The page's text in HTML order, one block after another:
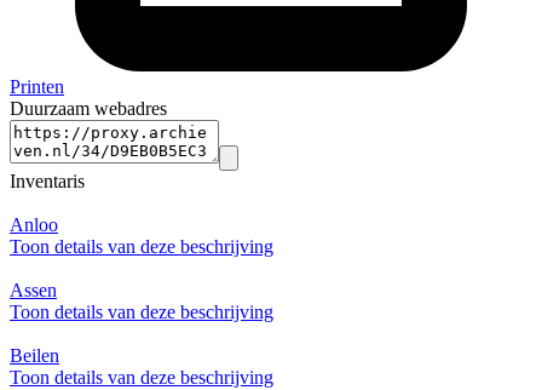
Printen
Duurzaam webadres
Inventaris
Anloo
Toon details van deze beschrijving
Assen
Toon details van deze beschrijving
Beilen
Toon details van deze beschrijving